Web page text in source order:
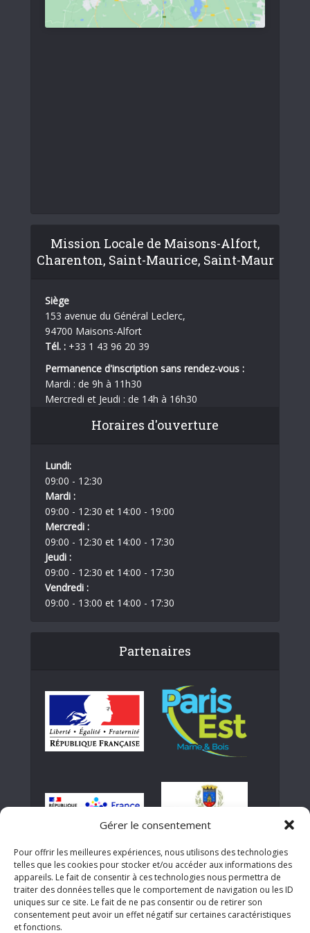
Gérer le consentement
Pour offrir les meilleures expériences, nous utilisons des technologies
telles que les cookies pour stocker et/ou accéder aux informations des
appareils. Le fait de consentir à ces technologies nous permettra de
traiter des données telles que le comportement de navigation ou les ID
uniques sur ce site. Le fait de ne pas consentir ou de retirer son
consentement peut avoir un effet négatif sur certaines caractéristiques
et fonctions.
Mission Locale de Maisons-Alfort,
Charenton, Saint-Maurice, Saint-Maur
Siège
153 avenue du Général Leclerc,
94700 Maisons-Alfort
Tél. : +33 1 43 96 20 39
Permanence d'inscription sans rendez-vous :
Mardi : de 9h à 11h30
Mercredi et Jeudi : de 14h à 16h30
Horaires d'ouverture
Lundi:
09:00 - 12:30
Mardi :
09:00 - 12:30 et 14:00 - 19:00
Mercredi :
09:00 - 12:30 et 14:00 - 17:30
Jeudi :
09:00 - 12:30 et 14:00 - 17:30
Vendredi :
09:00 - 13:00 et 14:00 - 17:30
Partenaires